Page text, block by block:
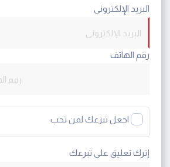
البريد الإلكترونى
رقم الهاتف
اجعل تبرعك لمن تحب
إترك تعليق على تبرعك